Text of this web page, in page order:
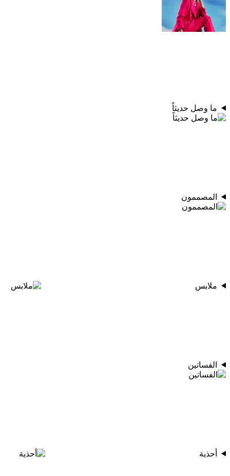
ما وصل حديثاً
المصممون
ملابس
الفساتين
أحذية